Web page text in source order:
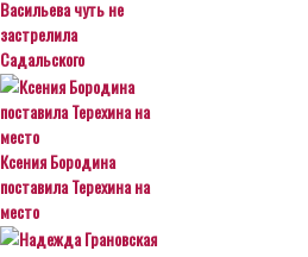
Васильева чуть не
застрелила
Садальского
Ксения Бородина
поставила Терехина на
место